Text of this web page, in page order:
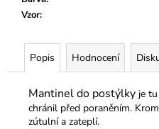
Vzor:
Popis Hodnocení
Mantinel do postýlky je
chránil před poraněním.
zútulní a zateplí.